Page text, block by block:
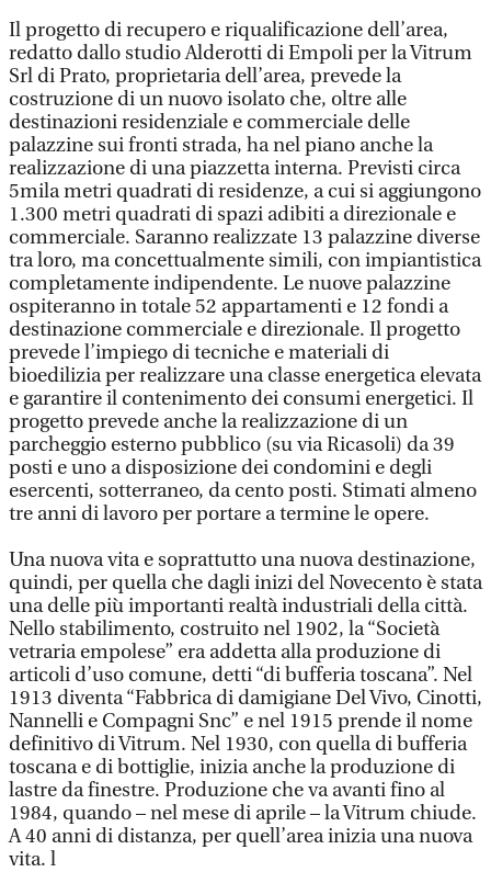
Il progetto di recupero e riqualificazione dell’area,
redatto dallo studio Alderotti di Empoli per la Vitrum
Srl di Prato, proprietaria dell’area, prevede la
costruzione di un nuovo isolato che, oltre alle
destinazioni residenziale e commerciale delle
palazzine sui fronti strada, ha nel piano anche la
realizzazione di una piazzetta interna. Previsti circa
5mila metri quadrati di residenze, a cui si aggiungono
1.300 metri quadrati di spazi adibiti a direzionale e
commerciale. Saranno realizzate 13 palazzine diverse
tra loro, ma concettualmente simili, con impiantistica
completamente indipendente. Le nuove palazzine
ospiteranno in totale 52 appartamenti e 12 fondi a
destinazione commerciale e direzionale. Il progetto
prevede l’impiego di tecniche e materiali di
bioedilizia per realizzare una classe energetica elevata
e garantire il contenimento dei consumi energetici. Il
progetto prevede anche la realizzazione di un
parcheggio esterno pubblico (su via Ricasoli) da 39
posti e uno a disposizione dei condomini e degli
esercenti, sotterraneo, da cento posti. Stimati almeno
tre anni di lavoro per portare a termine le opere.
Una nuova vita e soprattutto una nuova destinazione,
quindi, per quella che dagli inizi del Novecento è stata
una delle più importanti realtà industriali della città.
Nello stabilimento, costruito nel 1902, la “Società
vetraria empolese” era addetta alla produzione di
articoli d’uso comune, detti “di bufferia toscana”. Nel
1913 diventa “Fabbrica di damigiane Del Vivo, Cinotti,
Nannelli e Compagni Snc” e nel 1915 prende il nome
definitivo di Vitrum. Nel 1930, con quella di bufferia
toscana e di bottiglie, inizia anche la produzione di
lastre da finestre. Produzione che va avanti fino al
1984, quando – nel mese di aprile – la Vitrum chiude.
A 40 anni di distanza, per quell’area inizia una nuova
vita. l